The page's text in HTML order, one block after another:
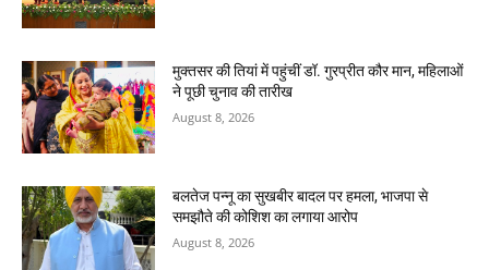
मुक्तसर की तियां में पहुंचीं डॉ. गुरप्रीत कौर मान, महिलाओं
ने पूछी चुनाव की तारीख
August 8, 2026
बलतेज पन्नू का सुखबीर बादल पर हमला, भाजपा से
समझौते की कोशिश का लगाया आरोप
August 8, 2026